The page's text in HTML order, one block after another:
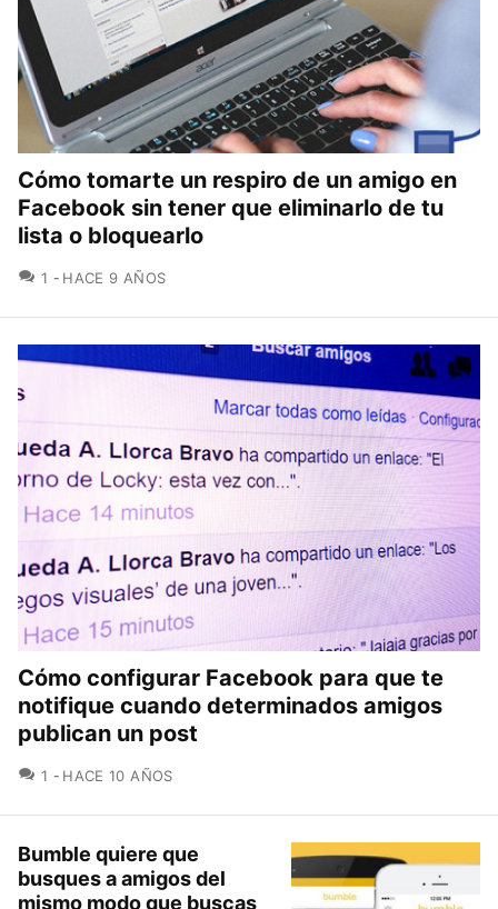
Cómo tomarte un respiro de un amigo en
Facebook sin tener que eliminarlo de tu
lista o bloquearlo
1 COMENTARIOS
HACE 9 AÑOS
Cómo configurar Facebook para que te
notifique cuando determinados amigos
publican un post
1 COMENTARIOS
HACE 10 AÑOS
Bumble quiere que
busques a amigos del
mismo modo que buscas